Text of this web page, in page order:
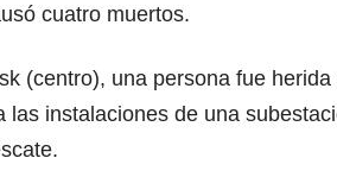
cuatro muertos.
(centro), una persona fue
las instalaciones de una